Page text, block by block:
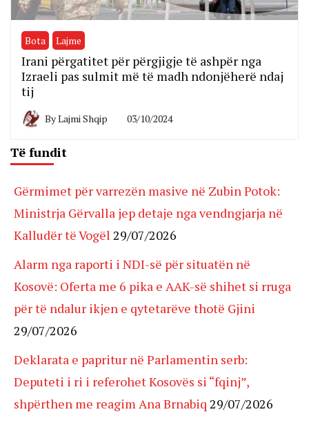
Bota Lajme
Irani përgatitet për përgjigje të ashpër nga
Izraeli pas sulmit më të madh ndonjëherë ndaj
tij
ByLajmi Shqip 03/10/2024
Të fundit
Gërmimet për varrezën masive në Zubin Potok:
Ministrja Gërvalla jep detaje nga vendngjarja në
Kalludër të Vogël 29/07/2026
Alarm nga raporti i NDI-së për situatën në
Kosovë: Oferta me 6 pika e AAK-së shihet si rruga
për të ndalur ikjen e qytetarëve thotë Gjini
29/07/2026
Deklarata e papritur në Parlamentin serb:
Deputeti i ri i referohet Kosovës si “fqinj”,
shpërthen me reagim Ana Brnabiq 29/07/2026